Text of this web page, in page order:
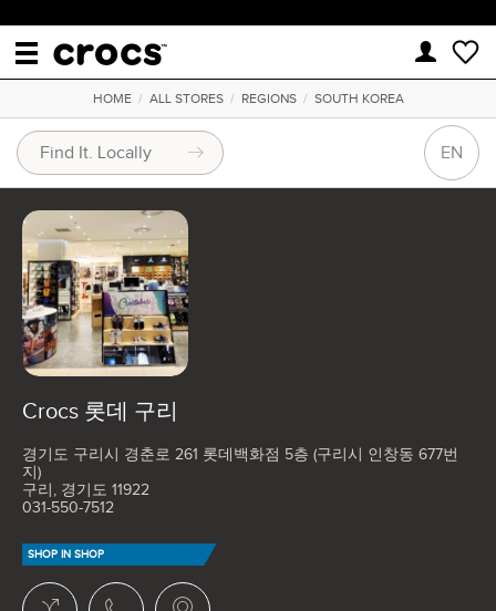
HOME/ ALL STORES/ REGIONS/ SOUTH KOREA
EN
Crocs 롯데 구리
경기도 구리시 경춘로 261 롯데백화점 5층 (구리시 인창동 677번
지)
구리, 경기도 11922
031-550-7512
SHOP IN SHOP